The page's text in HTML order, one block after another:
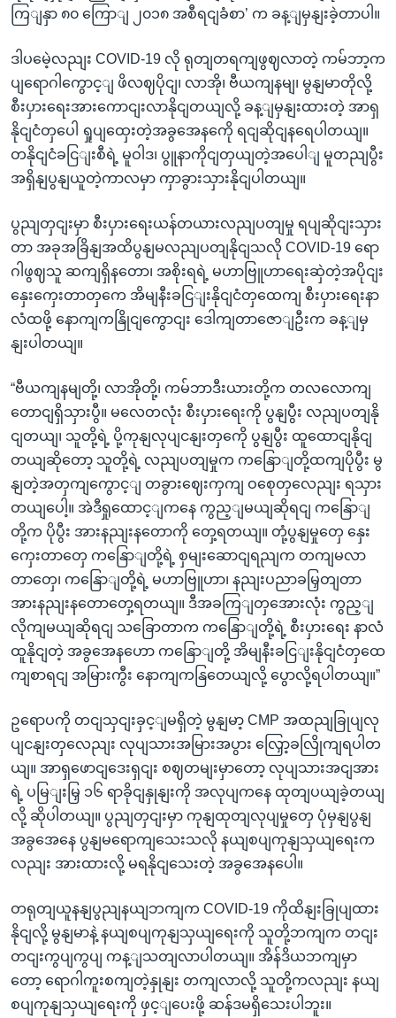
ကြျနှာ ၈၀ ကြောျ ၂၀၁၈ အစီရငျခံစာ’ က ခန့ျမှနျးခဲ့တာပါ။
ဒါပမေဲ့လညျး COVID-19 လို ရုတျတရကျဖွဈလာတဲ့ ကမ်ဘာ့က
ပျရောဂါကွောင့ျ ဖိလဈပိုငျ၊ လာအို၊ ဗီယကျနမျ၊ မွနျမာတိုလို့
စီးပှားရေးအားကောငျးလာနိုငျတယျလို့ ခန့ျမှနျးထားတဲ့ အာရှ
နိုငျငံတှပေါ ရှုပျထှေးတဲ့အခွအေနကေို ရငျဆိုငျနရေပါတယျ။
တနိုငျငံခငြျးစီရဲ့ မူဝါဒ၊ ပွူနာကိုငျတှယျတဲ့အပေါျ မူတညျပွီး
အရှိနျပွနျယူတဲ့ကာလမှာ ကှာခွားသှားနိုငျပါတယျ။
ပွညျတှငျးမှာ စီးပှားရေးယန်တယားလညျပတျမှု ရပျဆိုငျးသှား
တာ အခုအခြိနျအထိပွနျမလညျပတျနိုငျသလို COVID-19 ရော
ဂါဖွဈသူ ဆကျရှိနတော၊ အစိုးရရဲ့ မဟာဗြူဟာရေးဆှဲတဲ့အပိုငျး
နှေးကှေးတာတှကေ အိမျနီးခငြျးနိုငျငံတှထေကျ စီးပှားရေးနာ
လံထဖို့ နောကျကနြိုငျကွောငျး ဒေါကျတာဇောျဦးက ခန့ျမှ
နျးပါတယျ။
“ဗီယကျနမျတို့၊ လာအိုတို့၊ ကမ်ဘာဒီးယားတို့က တလလောကျ
တောငျရှိသှားပွီ။ မလေတလုံး စီးပှားရေးကို ပွနျပွီး လညျပတျနို
ငျတယျ၊ သူတို့ရဲ့ ပို့ကုနျလုပျငနျးတှကေို ပွနျပွီး ထူထောငျနိုငျ
တယျဆိုတော့ သူတို့ရဲ့ လညျပတျမှုက ကနြောျတို့ထကျပိုပွီး မွ
နျတဲ့အတှကျကွောင့ျ တခွားဈေးကှကျ ဝစေုတှလေညျး ရသှား
တယျပေါ့။ အဲဒီရှုထောင့ျကနေ ကွည့ျမယျဆိုရငျ ကနြောျ
တို့က ပိုပွီး အားနညျးနတောကို တှေ့ရတယျ။ တုံ့ပွနျမှုတှေ နှေး
ကှေးတာတှေ ကနြောျတို့ရဲ့ စှမျးဆောငျရညျက တကျမလာ
တာတှေ၊ ကနြောျတို့ရဲ့ မဟာဗြူဟာ၊ နညျးပညာခမြှတျတာ
အားနညျးနတောတှေ့ရတယျ။ ဒီအခကြျတှအေားလုံး ကွည့ျ
လိုကျမယျဆိုရငျ သခြောတာက ကနြောျတို့ရဲ့ စီးပှားရေး နာလံ
ထူနိုငျတဲ့ အခွအေနဟော ကနြောျတို့ အိမျနီးခငြျးနိုငျငံတှထေ
ကျစာရငျ အမြားကွီး နောကျကနြတေယျလို့ ပွောလို့ရပါတယျ။”
ဥရောပကို တငျသှငျးခှင့ျမရှိတဲ့ မွနျမာ့ CMP အထညျခြုပျလု
ပျငနျးတှလေညျး လုပျသားအမြားအပွား လြှော့ခလြိုကျရပါတ
ယျ။ အာရှဖောငျဒေးရှငျး စဈတမျးမှာတော့ လုပျသားအငျအား
ရဲ့ ပမြျးမြှ ၁၆ ရာခိုငျနှုနျးကို အလုပျကနေ ထုတျပယျခဲ့တယျ
လို့ ဆိုပါတယျ။ ပွညျတှငျးမှာ ကုနျထုတျလုပျမှုတှေ ပုံမှနျပွနျ
အခွအေနေ ပွနျမရောကျသေးသလို နယျစပျကုနျသှယျရေးက
လညျး အားထားလို့ မရနိုငျသေးတဲ့ အခွအေနပေါ။
တရုတျယူနနျပွညျနယျဘကျက COVID-19 ကိုထိနျးခြုပျထား
နိုငျလို့ မွနျမာနဲ့ နယျစပျကုနျသှယျရေးကို သူတို့ဘကျက တငျး
တငျးကွပျကွပျ ကန့ျသတျလာပါတယျ။ အိန်ဒိယဘကျမှာ
တော့ ရောဂါကူးစကျတဲ့နှုနျး တကျလာလို့ သူတို့ကလညျး နယျ
စပျကုနျသှယျရေးကို ဖှင့ျပေးဖို့ ဆန်ဒမရှိသေးပါဘူး။